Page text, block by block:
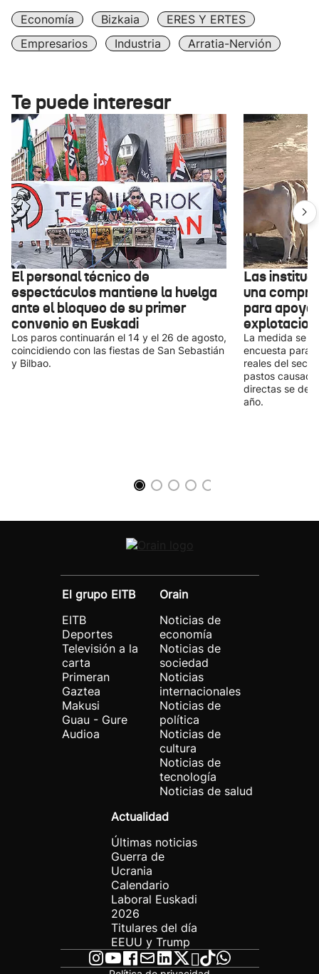
Economía Bizkaia
ERES Y ERTES
Empresarios
Industria Arratia-Nervión
Te puede interesar
El personal técnico de
espectáculos mantiene la huelga
ante el bloqueo de su primer
convenio en Euskadi
Los paros continuarán el 14 y el 26 de agosto,
coincidiendo con las fiestas de San Sebastián
y Bilbao.
Las
una
para
La medida se
encuesta para
reales del
pastos
directas se
año.
El grupo EITB
EITB
Deportes
Televisión a la
carta
Primeran
Gaztea
Makusi
Guau - Gure
Audioa
Orain
Noticias de
economía
Noticias de
sociedad
Noticias
internacionales
Noticias de
política
Noticias de
cultura
Noticias de
tecnología
Noticias de salud
Actualidad
Últimas noticias
Guerra de
Ucrania
Calendario
Laboral Euskadi
2026
Titulares del día
EEUU y Trump